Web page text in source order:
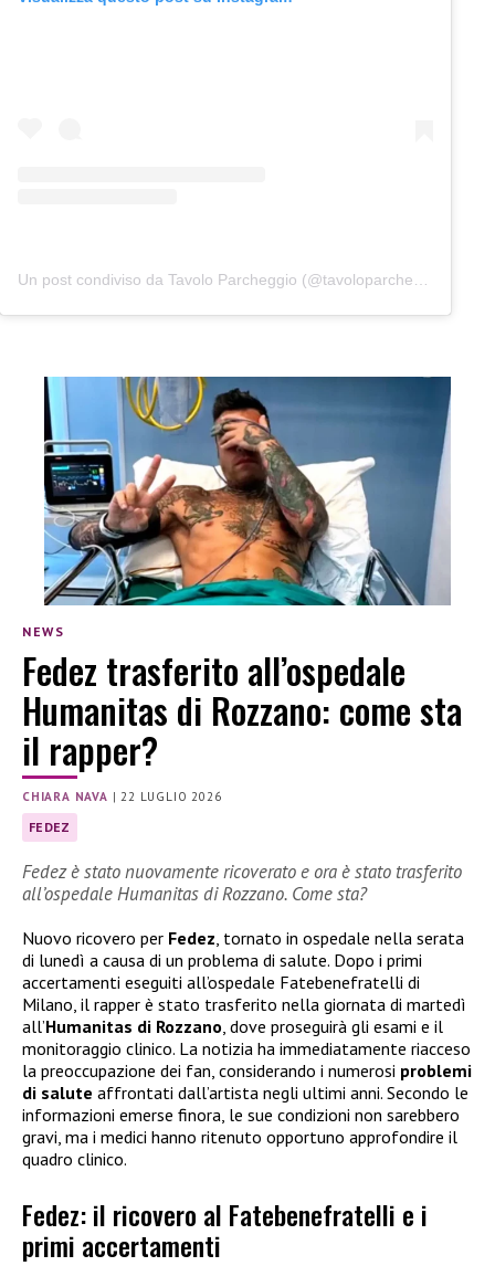
Un post condiviso da Tavolo Parcheggio (@tavoloparcheggio.podcast)
NEWS
Fedez trasferito all’ospedale
Humanitas di Rozzano: come sta
il rapper?
CHIARA NAVA |22 LUGLIO 2026
FEDEZ
Fedez è stato nuovamente ricoverato e ora è stato trasferito
all’ospedale Humanitas di Rozzano. Come sta?
Nuovo ricovero per Fedez , tornato in ospedale nella serata
di lunedì a causa di un problema di salute. Dopo i primi
accertamenti eseguiti all’ospedale Fatebenefratelli di
Milano, il rapper è stato trasferito nella giornata di martedì
all’Humanitas di Rozzano , dove proseguirà gli esami e il
monitoraggio clinico. La notizia ha immediatamente riacceso
la preoccupazione dei fan, considerando i numerosi problemi
di salute affrontati dall’artista negli ultimi anni. Secondo le
informazioni emerse finora, le sue condizioni non sarebbero
gravi, ma i medici hanno ritenuto opportuno approfondire il
quadro clinico.
Fedez: il ricovero al Fatebenefratelli e i
primi accertamenti